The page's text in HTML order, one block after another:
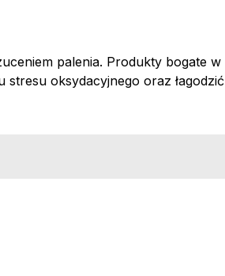
palenia. Produkty bogate w
stresu oksydacyjnego oraz łagodzić